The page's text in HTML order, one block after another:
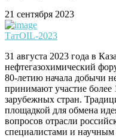
21 сентября 2023
ТатOIL-2023
31 августа 2023 года в
нефтегазохимический
80-летию начала добычи
принимают участие
зарубежных стран.
площадкой для обмена
вопросов отрасли
специалистами и